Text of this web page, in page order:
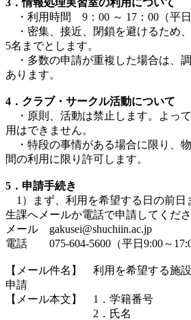
・利用時間 9：00 ～ 17：00（平日
・密集、接近、閉鎖を避けるため、
5名までとします。
・多数の申請が重複した場合は、
あります。
4．クラブ・サークル活動について
・原則、活動は禁止します。よっ
用はできません。
・特段の事情がある場合に限り、
間の利用に限り許可します。
5．申請手続き
1）まず、利用を希望する日の前日
生課へメールか電話で申請してくださ
メール gakusei@shuchiin.ac.jp
電話 075-604-5600（平日9:00～
【メール件名】 利用を希望する施
申請
【メール本文】 1．学籍番号
2．氏名